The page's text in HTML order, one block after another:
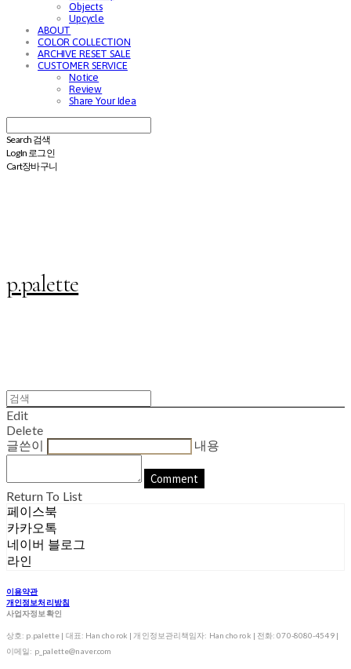
Objects
Upcycle
ABOUT
COLOR COLLECTION
ARCHIVE RESET SALE
CUSTOMER SERVICE
Notice
Review
Share Your Idea
Search 검색
Log In 로그인
Cart장바구니
p.palette
Edit
Delete
글쓴이
내용
Comment
Return To List
페이스북
카카오톡
네이버 블로그
라인
이용약관
개인정보처리방침
사업자정보확인
상호: p.palette | 대표: Han cho rok | 개인정보관리책임자: Han cho rok | 전화: 070-8080-4549 |
이메일: p_palette@naver.com